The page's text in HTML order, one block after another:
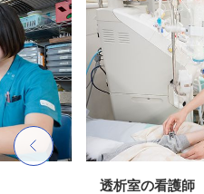
透析室の看護師